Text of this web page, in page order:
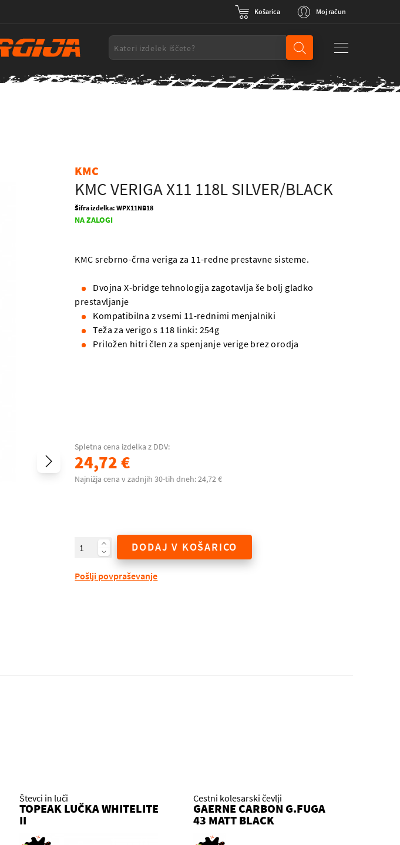
Košarica Moj račun
KMC
KMC VERIGA X11 118L SILVER/BLACK
Šifra izdelka: WPX11NB18
NA ZALOGI
KMC srebrno-črna veriga za 11-redne prestavne sisteme.
Dvojna X-bridge tehnologija zagotavlja še bolj gladko
prestavljanje
Kompatibilna z vsemi 11-rednimi menjalniki
Teža za verigo s 118 linki: 254g
Priložen hitri člen za spenjanje verige brez orodja
Spletna cena izdelka z DDV:
24,72 €
Najnižja cena v zadnjih 30-tih dneh: 24,72 €
DODAJ V KOŠARICO
Pošlji povpraševanje
Števci in luči
TOPEAK LUČKA WHITELITE
II
Cestni kolesarski čevlji
GAERNE CARBON G.FUGA
43 MATT BLACK